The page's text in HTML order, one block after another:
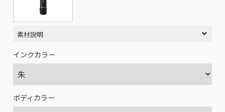
素材説明
インクカラー
ボディカラー